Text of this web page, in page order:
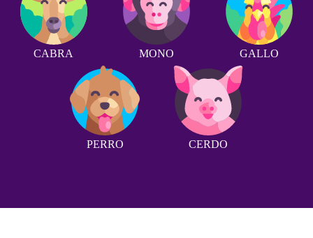
CABRA MONO GALLO
PERRO CERDO